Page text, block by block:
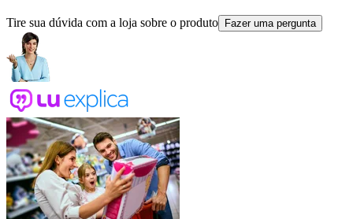
Tire sua dúvida com a loja sobre o produto Fazer uma pergunta